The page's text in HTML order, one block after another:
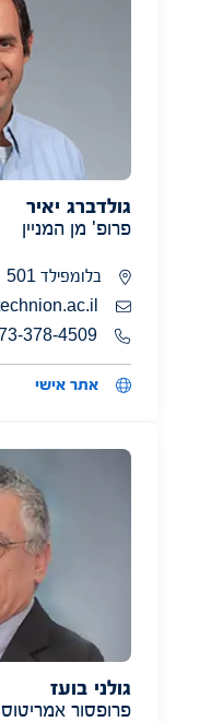
גולדברג יאיר
פרופ' מן המניין
בלומפילד 501
אתר אישי
גולני בועז
פרופסור אמריטוס